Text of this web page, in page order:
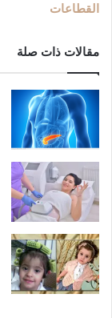
القطاعات
مقالات ذات صلة